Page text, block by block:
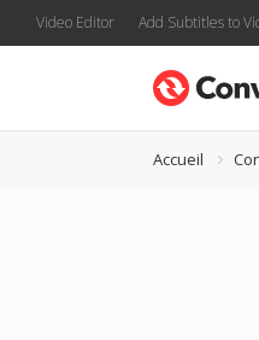
Video Editor Add Subtitles to
Accueil